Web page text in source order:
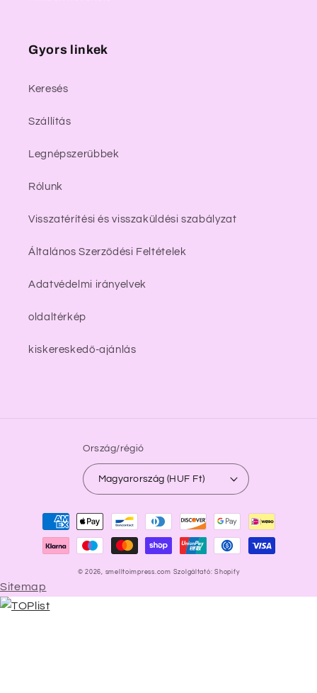
Gyors linkek
Keresés
Szállítás
Legnépszerűbbek
Rólunk
Visszatérítési és visszaküldési szabályzat
Általános Szerződési Feltételek
Adatvédelmi irányelvek
oldaltérkép
kiskereskedő-ajánlás
Ország/régió
Magyarország (HUF Ft)
Fizetési
módok
© 2026, smelltoimpress.com Szolgáltató: Shopify
Sitemap